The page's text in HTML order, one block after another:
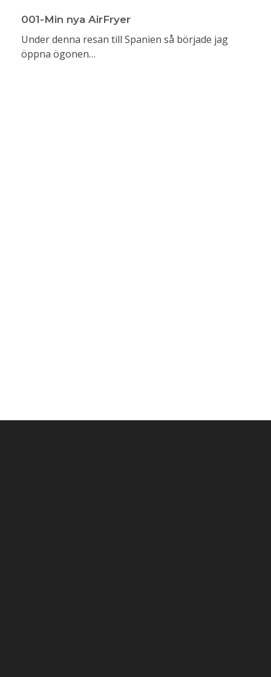
001-Min nya AirFryer
Under denna resan till Spanien så började jag
öppna ögonen…